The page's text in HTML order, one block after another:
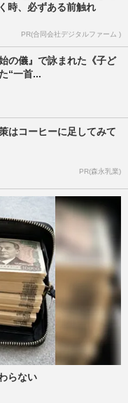
時、必ずある前触れ
PR(合同会社デジタルファーム )
の儀』で詠まれた《子ど
“一首...
はコーヒーに足してみて
PR(森永乳業)
らない